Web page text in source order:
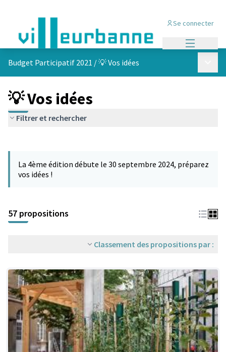
Se connecter
Budget Participatif 2021 /💡 Vos idées
💡 Vos idées
Filtrer et rechercher
La 4ème édition débute le 30 septembre 2024, préparez
vos idées !
57 propositions
Classement des propositions par :